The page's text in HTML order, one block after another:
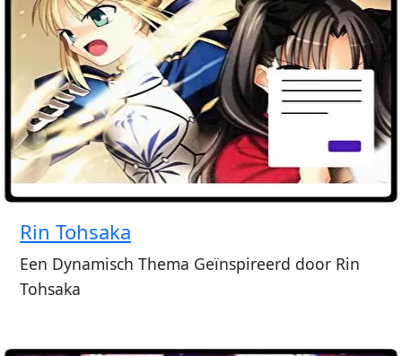
Rin Tohsaka
Een Dynamisch Thema Geïnspireerd door Rin
Tohsaka